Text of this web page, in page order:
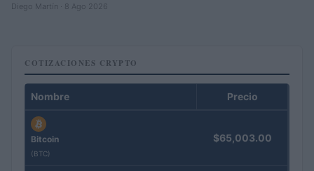
Diego Martín · 8 Ago 2026
COTIZACIONES CRYPTO
Nombre Precio
Bitcoin
(BTC)
$65,003.00